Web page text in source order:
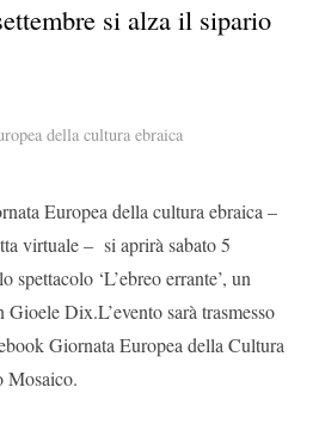
si alza il sipario
della cultura ebraica
Europea della cultura ebraica –
virtuale – si aprirà sabato 5
spettacolo ‘L’ebreo errante’, un
Dix.L’evento sarà trasmesso
Giornata Europea della Cultura
Mosaico.